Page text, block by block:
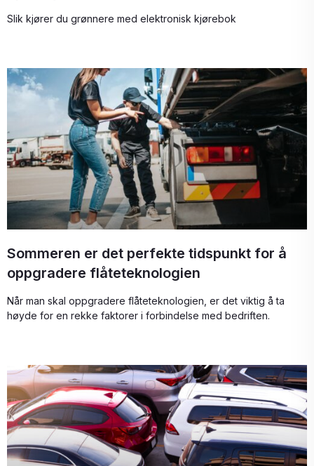
Slik kjører du grønnere med elektronisk kjørebok
Sommeren er det perfekte tidspunkt for å
oppgradere flåteteknologien
Når man skal oppgradere flåteteknologien, er det viktig å ta
høyde for en rekke faktorer i forbindelse med bedriften.